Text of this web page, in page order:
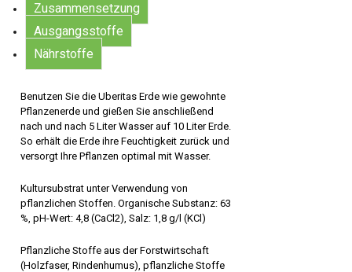
Zusammensetzung
Ausgangsstoffe
Nährstoffe
Benutzen Sie die Uberitas Erde wie gewohnte
Pflanzenerde und gießen Sie anschließend
nach und nach 5 Liter Wasser auf 10 Liter Erde.
So erhält die Erde ihre Feuchtigkeit zurück und
versorgt Ihre Pflanzen optimal mit Wasser.
Kultursubstrat unter Verwendung von
pflanzlichen Stoffen. Organische Substanz: 63
%, pH-Wert: 4,8 (CaCl2), Salz: 1,8 g/l (KCl)
Pflanzliche Stoffe aus der Forstwirtschaft
(Holzfaser, Rindenhumus), pflanzliche Stoffe